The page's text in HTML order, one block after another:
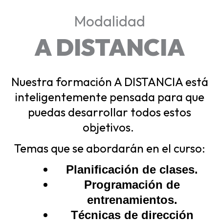
Modalidad
A DISTANCIA
Nuestra formación A DISTANCIA está
inteligentemente pensada para que
puedas desarrollar todos estos
objetivos.
Temas que se abordarán en el curso:
Planificación de clases.
Programación de
entrenamientos.
Técnicas de dirección